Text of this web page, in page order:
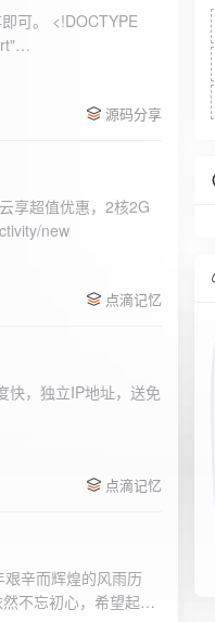
font-size: 13px; letter-spacing: 0.5px; width: 100%; max-width: 1200px; margin: 0 auto; } /* 弹窗样式 */ .modal-overlay { position: fixed; top: 0; left: 0; right: 0; bottom: 0; background: rgba(0, 0, 0, 0.4); display: flex; justify-content: center; align-items: center; z-index: 10000; } .modal { background: white; border: 1px solid #e9ecef; padding: 25px; border-radius: 15px; width: 90%; max-width: 3
源码分享
享超值优惠，2核2G
new
点滴记忆
快，独立IP地址，送免
点滴记忆
辛而辉煌的风雨历
不忘初心，希望起到